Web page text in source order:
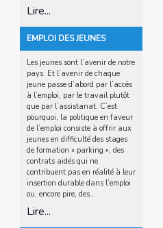
Lire...
EMPLOI DES JEUNES
Les jeunes sont l’avenir de notre
pays. Et l’avenir de chaque
jeune passe d’abord par l’accès
à l’emploi, par le travail plutôt
que par l’assistanat. C’est
pourquoi, la politique en faveur
de l’emploi consiste à offrir aux
jeunes en difficulté des stages
de formation « parking », des
contrats aidés qui ne
contribuent pas en réalité à leur
insertion durable dans l’emploi
ou, encore pire, des...
Lire...